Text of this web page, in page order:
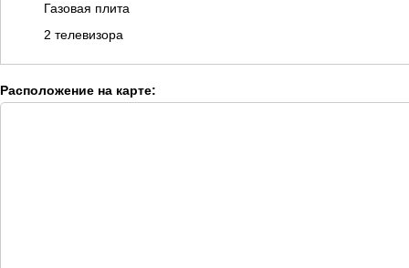
Газовая плита
2 телевизора
Расположение на карте: